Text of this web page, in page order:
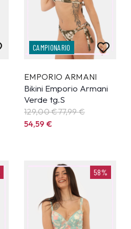
CAMPIONARIO
EMPORIO ARMANI
Bikini Emporio Armani
Verde tg.S
129,00 €77,99€
54,59€
58%